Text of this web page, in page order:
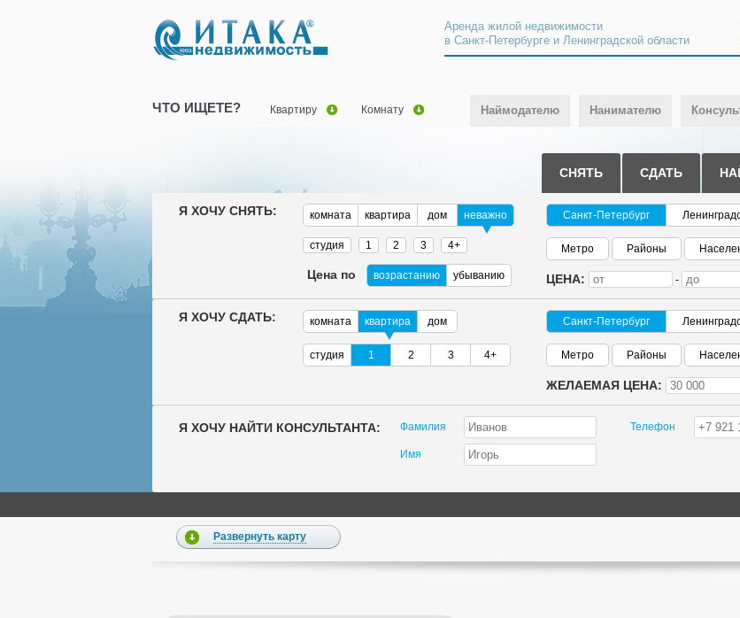
Аренда жилой недвижимости
в Санкт-Петербурге и Ленинградской области
ЧТО ИЩЕТЕ? Квартиру Комнату Наймодателю Нанимателю
СНЯТЬ СДАТЬ
Я ХОЧУ СНЯТЬ: комната квартира дом неважно
студия 1 2 3 4+
Цена по возрастанию убыванию
Санкт-Петербург
Метро Районы
ЦЕНА: -
Я ХОЧУ СДАТЬ: комната квартира дом
студия 1 2 3 4+
Санкт-Петербург
Метро Районы
ЖЕЛАЕМАЯ ЦЕНА:
Я ХОЧУ НАЙТИ КОНСУЛЬТАНТА: Фамилия
Имя
Телефон
Развернуть карту